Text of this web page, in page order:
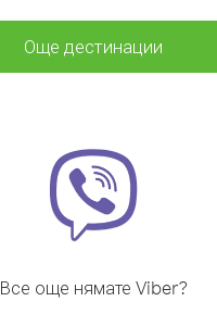
Още дестинации
Все още нямате Viber?